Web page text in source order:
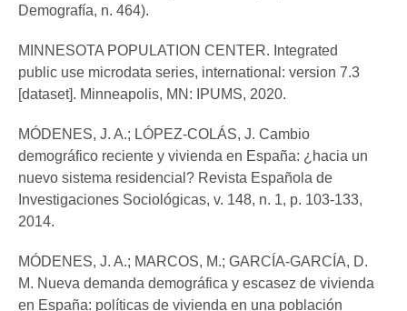
Demografía, n. 464).
MINNESOTA POPULATION CENTER. Integrated
public use microdata series, international: version 7.3
[dataset]. Minneapolis, MN: IPUMS, 2020.
MÓDENES, J. A.; LÓPEZ-COLÁS, J. Cambio
demográfico reciente y vivienda en España: ¿hacia un
nuevo sistema residencial? Revista Española de
Investigaciones Sociológicas, v. 148, n. 1, p. 103-133,
2014.
MÓDENES, J. A.; MARCOS, M.; GARCÍA-GARCÍA, D.
M. Nueva demanda demográfica y escasez de vivienda
en España: políticas de vivienda en una población